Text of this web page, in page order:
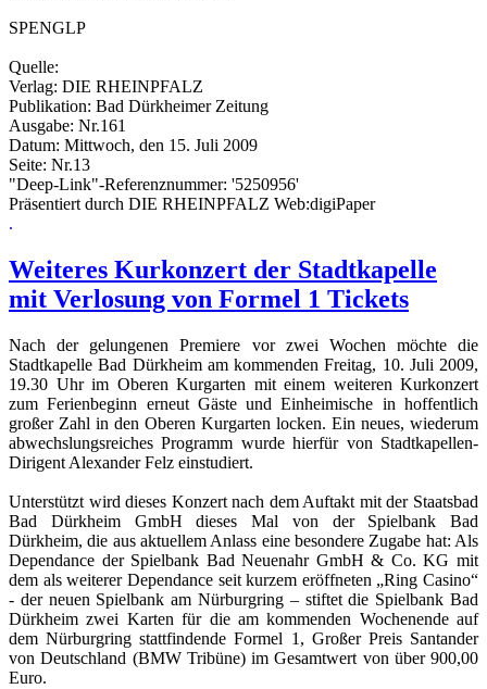
SPENGLP
Quelle:
Verlag: DIE RHEINPFALZ
Publikation: Bad Dürkheimer Zeitung
Ausgabe: Nr.161
Datum: Mittwoch, den 15. Juli 2009
Seite: Nr.13
"Deep-Link"-Referenznummer: '5250956'
Präsentiert durch DIE RHEINPFALZ Web:digiPaper
.
Weiteres Kurkonzert der Stadtkapelle
mit Verlosung von Formel 1 Tickets
Nach der gelungenen Premiere vor zwei Wochen möchte die
Stadtkapelle Bad Dürkheim am kommenden Freitag, 10. Juli 2009,
19.30 Uhr im Oberen Kurgarten mit einem weiteren Kurkonzert
zum Ferienbeginn erneut Gäste und Einheimische in hoffentlich
großer Zahl in den Oberen Kurgarten locken. Ein neues, wiederum
abwechslungsreiches Programm wurde hierfür von Stadtkapellen-
Dirigent Alexander Felz einstudiert.
Unterstützt wird dieses Konzert nach dem Auftakt mit der Staatsbad
Bad Dürkheim GmbH dieses Mal von der Spielbank Bad
Dürkheim, die aus aktuellem Anlass eine besondere Zugabe hat: Als
Dependance der Spielbank Bad Neuenahr GmbH & Co. KG mit
dem als weiterer Dependance seit kurzem eröffneten „Ring Casino“
- der neuen Spielbank am Nürburgring – stiftet die Spielbank Bad
Dürkheim zwei Karten für die am kommenden Wochenende auf
dem Nürburgring stattfindende Formel 1, Großer Preis Santander
von Deutschland (BMW Tribüne) im Gesamtwert von über 900,00
Euro.